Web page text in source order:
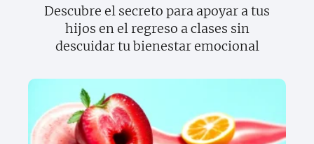
Descubre el secreto para apoyar a tus
hijos en el regreso a clases sin
descuidar tu bienestar emocional